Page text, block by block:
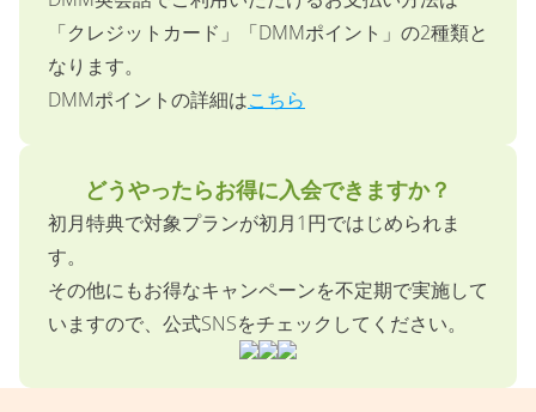
よくあるご質問
どのような支払い方法がありますか？
なります。
DMMポイントの詳細はこちら
どうやったらお得に入会できますか？
初月特典で対象プランが初月1円ではじめられま